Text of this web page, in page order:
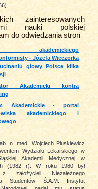
zainteresowanych
nauki polskiej
do odwiedzania stron
akademickiego
- Józefa Wieczorka
głowy Polsce kilka
Akademicki kontra
Akademickie - portal
akademickiego i
n. med. Wojciech Pluskiewicz
Wydziału Lekarskiego w
Akademii Medycznej w
(1982 r). W roku 1980 był
założycieli Niezależnego
Studentów Ś.A.M. Instytut